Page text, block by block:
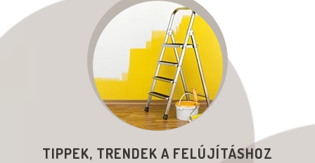
TIPPEK, TRENDEK A FELÚJÍTÁSHOZ